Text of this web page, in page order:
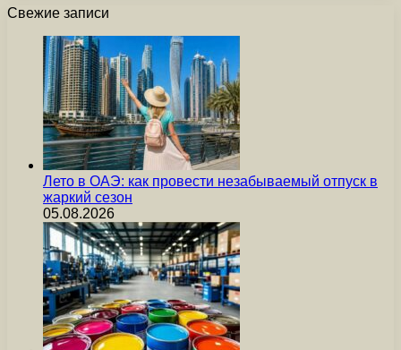
Свежие записи
Лето в ОАЭ: как провести незабываемый отпуск в
жаркий сезон
05.08.2026